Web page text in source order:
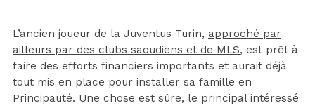
L’ancien joueur de la Juventus Turin, approché par
ailleurs par des clubs saoudiens et de MLS, est prêt à
faire des efforts financiers importants et aurait déjà
tout mis en place pour installer sa famille en
Principauté. Une chose est sûre, le principal intéressé